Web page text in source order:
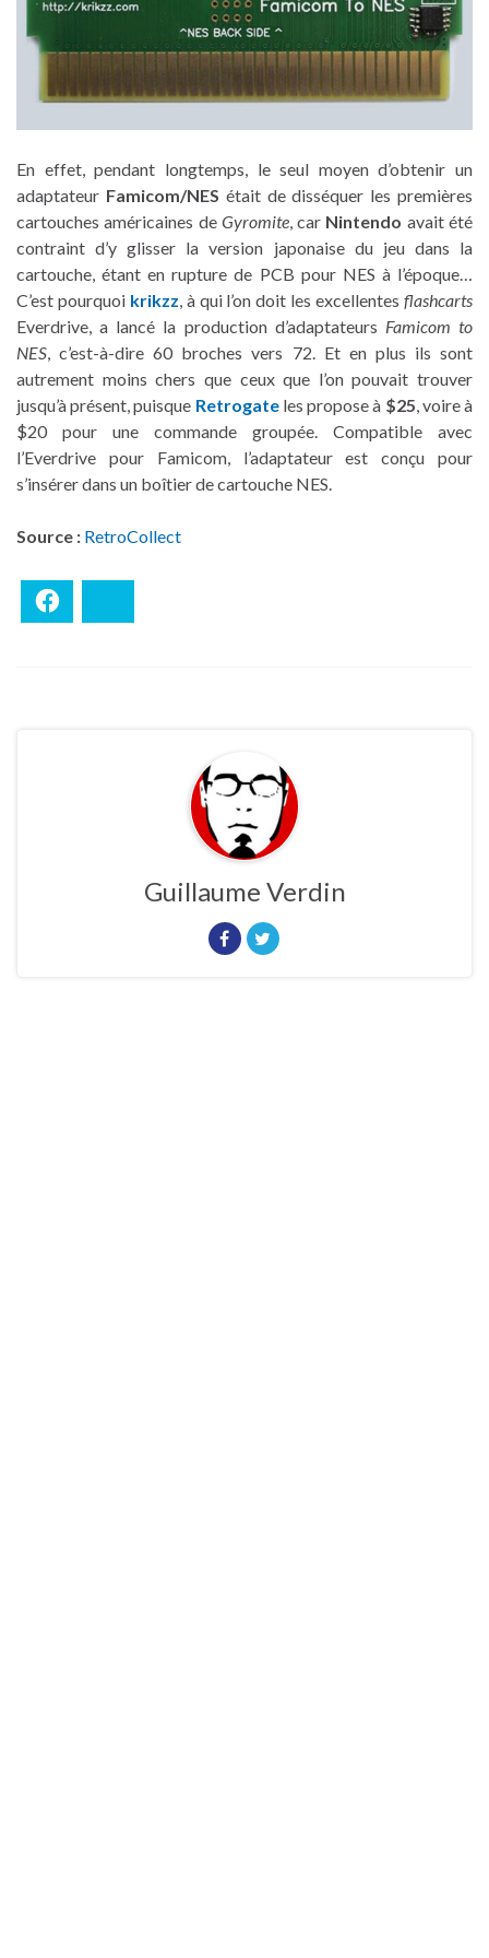
En effet, pendant longtemps, le seul moyen d’obtenir un
adaptateur Famicom/NES était de disséquer les premières
cartouches américaines de Gyromite, car Nintendo avait été
contraint d’y glisser la version japonaise du jeu dans la
cartouche, étant en rupture de PCB pour NES à l’époque…
C’est pourquoi krikzz, à qui l’on doit les excellentesflashcarts
Everdrive, a lancé la production d’adaptateurs Famicom to
NES, c’est-à-dire 60 broches vers 72. Et en plus ils sont
autrement moins chers que ceux que l’on pouvait trouver
jusqu’à présent, puisque Retrogateles propose à $25, voire à
$20 pour une commande groupée. Compatible avec
l’Everdrive pour Famicom, l’adaptateur est conçu pour
s’insérer dans un boîtier de cartouche NES.
Source : RetroCollect
Guillaume Verdin